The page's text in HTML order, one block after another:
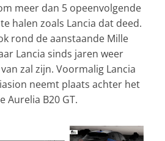
meer dan 5 opeenvolgende
halen zoals Lancia dat deed.
rond de aanstaande Mille
Lancia sinds jaren weer
zal zijn. Voormalig Lancia
neemt plaats achter het
Aurelia B20 GT.